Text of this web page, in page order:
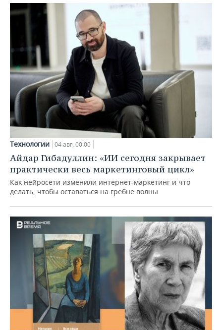
Технологии 04 авг, 00:00
Айдар Гибадуллин: «ИИ сегодня закрывает
практически весь маркетинговый цикл»
Как нейросети изменили интернет-маркетинг и что
делать, чтобы оставаться на гребне волны